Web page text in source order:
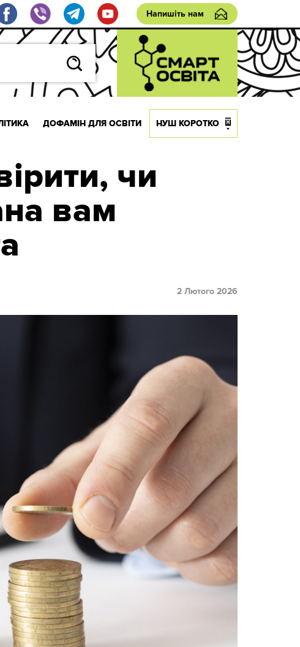
Напишіть нам
ДОФАМІН ДЛЯ ОСВІТИ НУШ КОРОТКО
чи
вам
2 Лютого 2026